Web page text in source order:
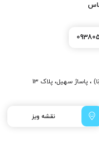
پاساژ سهیل، پلاک 13
نقشه ویز